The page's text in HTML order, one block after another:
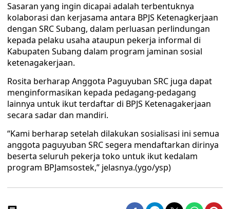
Sasaran yang ingin dicapai adalah terbentuknya
kolaborasi dan kerjasama antara BPJS Ketenagkerjaan
dengan SRC Subang, dalam perluasan perlindungan
kepada pelaku usaha ataupun pekerja informal di
Kabupaten Subang dalam program jaminan sosial
ketenagakerjaan.
Rosita berharap Anggota Paguyuban SRC juga dapat
menginformasikan kepada pedagang-pedagang
lainnya untuk ikut terdaftar di BPJS Ketenagakerjaan
secara sadar dan mandiri.
“Kami berharap setelah dilakukan sosialisasi ini semua
anggota paguyuban SRC segera mendaftarkan dirinya
beserta seluruh pekerja toko untuk ikut kedalam
program BPJamsostek,” jelasnya.(ygo/ysp)